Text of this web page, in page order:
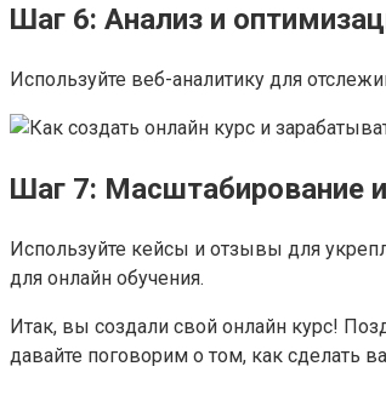
Шаг 6: Анализ и
Используйте веб-аналитику для
Шаг 7: Масштабирование
Используйте кейсы и отзывы для
для онлайн обучения.
Итак, вы создали свой онлайн курс!
давайте поговорим о том, как сделать